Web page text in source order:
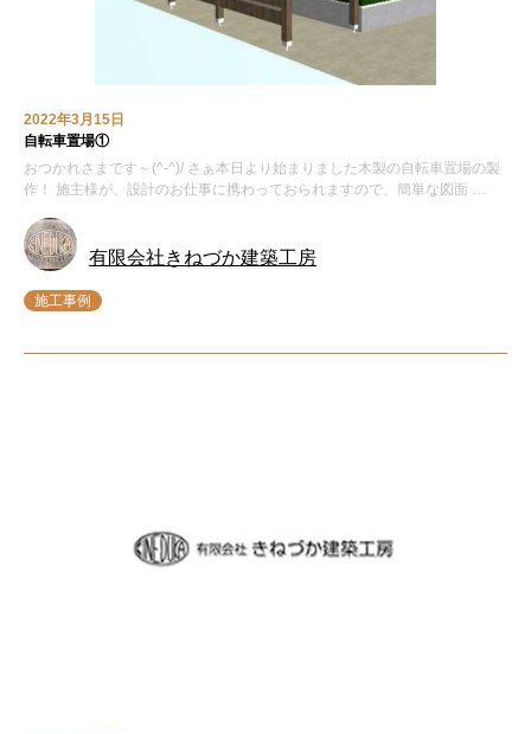
2022年3月15日
自転車置場①
おつかれさまです～(^-^)/ さぁ本日より始まりました木製の自転車置場の製
作！ 施主様が、設計のお仕事に携わっておられますので、簡単な図面 …
有限会社きねづか建築工房
施工事例